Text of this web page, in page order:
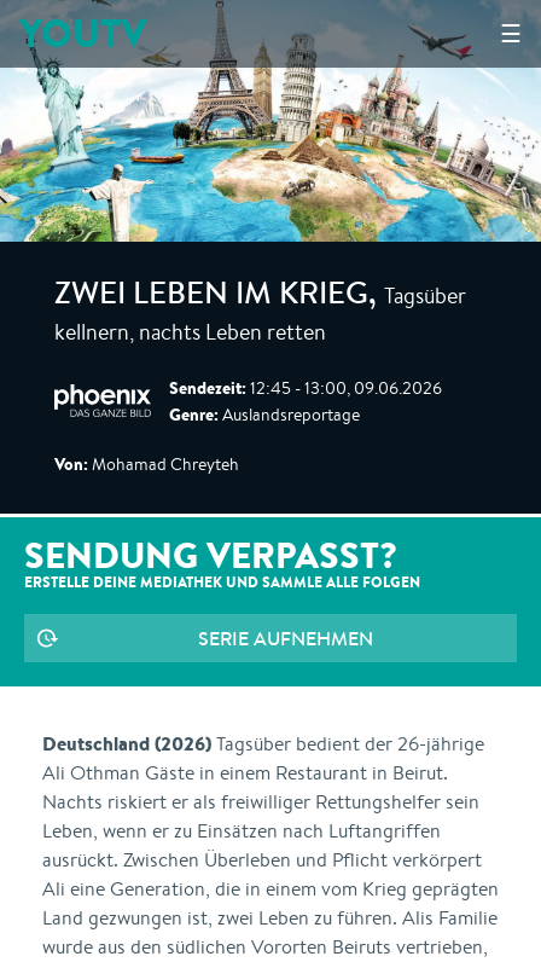
☰
YOUTV
ZWEI LEBEN IM KRIEG, Tagsüber
kellnern, nachts Leben retten
Sendezeit: 12:45 - 13:00, 09.06.2026
Genre: Auslandsreportage
Von: Mohamad Chreyteh
SENDUNG VERPASST?
ERSTELLE DEINE MEDIATHEK UND SAMMLE ALLE FOLGEN
SERIE AUFNEHMEN
Deutschland (2026)Tagsüber bedient der 26-jährige
Ali Othman Gäste in einem Restaurant in Beirut.
Nachts riskiert er als freiwilliger Rettungshelfer sein
Leben, wenn er zu Einsätzen nach Luftangriffen
ausrückt. Zwischen Überleben und Pflicht verkörpert
Ali eine Generation, die in einem vom Krieg geprägten
Land gezwungen ist, zwei Leben zu führen. Alis Familie
wurde aus den südlichen Vororten Beiruts vertrieben,